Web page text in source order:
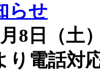
らせ
8日（土
り電話